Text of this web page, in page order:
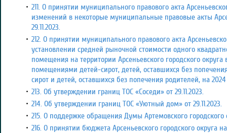
211. О принятии муниципального правового акта
изменений в некоторые муниципальные правовые акты
29.11.2023.
212. О принятии муниципального правового акта
установлении средней рыночной стоимости одного
помещения на территории Арсеньевского городского
помещениями детей-сирот, детей, оставшихся без
сирот и детей, оставшихся без попечения родителей, на
213. Об утверждении границ ТОС «Соседи» от 29.11.2023.
214. Об утверждении границ ТОС «Уютный дом» от 29.11.2023.
215. О поддержке обращения Думы Артемовского городского
216. О принятии бюджета Арсеньевского городского округа